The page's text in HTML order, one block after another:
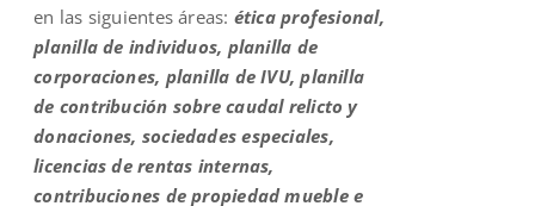
en las siguientes áreas: ética profesional,
planilla de individuos, planilla de
corporaciones, planilla de IVU, planilla
de contribución sobre caudal relicto y
donaciones, sociedades especiales,
licencias de rentas internas,
contribuciones de propiedad mueble e